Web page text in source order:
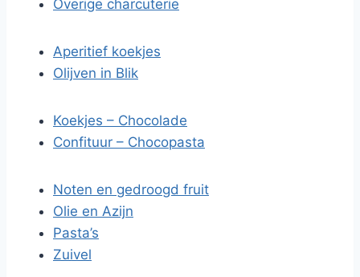
Overige charcuterie
Aperitief koekjes
Olijven in Blik
Koekjes – Chocolade
Confituur – Chocopasta
Noten en gedroogd fruit
Olie en Azijn
Pasta’s
Zuivel